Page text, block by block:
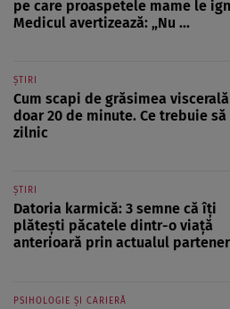
pe care proaspetele mame le
Medicul avertizează: „Nu ...
ȘTIRI
Cum scapi de grăsimea
doar 20 de minute. Ce trebuie
zilnic
ȘTIRI
Datoria karmică: 3 semne că îți
plătești păcatele dintr-o viață
anterioară prin actualul partener
PSIHOLOGIE ȘI CARIERĂ